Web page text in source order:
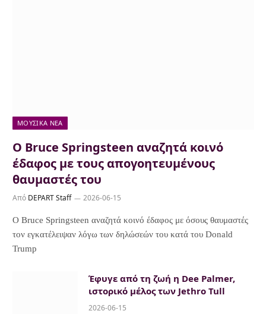
ΜΟΥΣΙΚΆ ΝΈΑ
Ο Bruce Springsteen αναζητά κοινό
έδαφος με τους απογοητευμένους
θαυμαστές του
Από DEPART Staff 2026-06-15
Ο Bruce Springsteen αναζητά κοινό έδαφος με όσους θαυμαστές
τον εγκατέλειψαν λόγω των δηλώσεών του κατά του Donald
Trump
Έφυγε από τη ζωή η Dee Palmer,
ιστορικό μέλος των Jethro Tull
2026-06-15